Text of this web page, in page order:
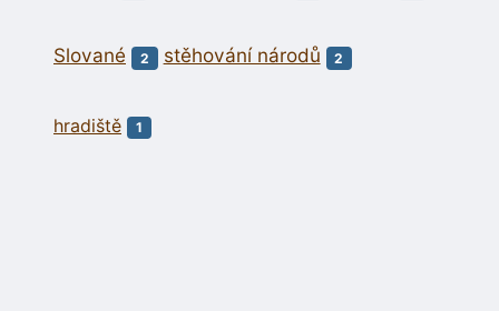
Slované 2 stěhování národů 2
hradiště 1